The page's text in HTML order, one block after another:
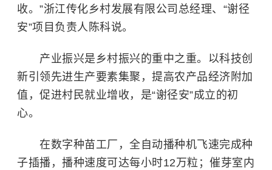
收。”浙江传化乡村发展有限公司总经理、“谢径
安”项目负责人陈科说。
产业振兴是乡村振兴的重中之重。以科技创
新引领先进生产要素集聚，提高农产品经济附加
值，促进村民就业增收，是“谢径安”成立的初
心。
在数字种苗工厂，全自动播种机飞速完成种
子插播，播种速度可达每小时12万粒；催芽室内